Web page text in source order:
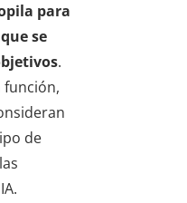
para
se
.
función,
de